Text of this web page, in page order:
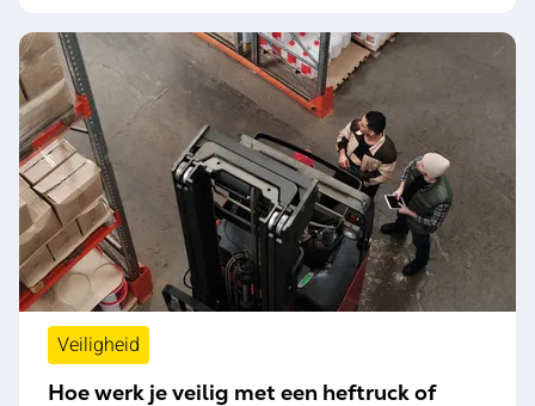
Veiligheid
Hoe werk je veilig met een heftruck of